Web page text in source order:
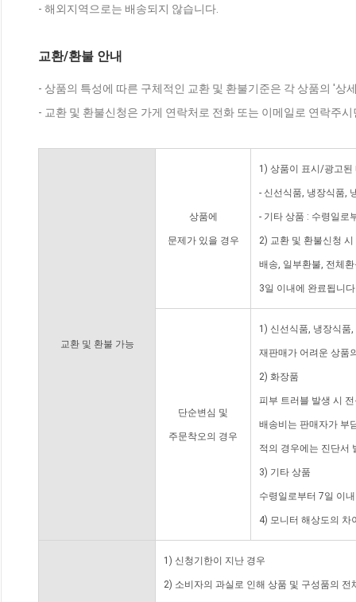
- 해외지역으로는 배송되지 않습니다.
교환/환불 안내
- 상품의 특성에 따른 구체적인 교환 및 환불기준은 각 상품의 '상
- 교환 및 환불신청은 가게 연락처로 전화 또는 이메일로 연락주
교환 및 환불 가능
상품에
문제가 있을 경우
1) 상품이 표시/광고된
- 신선식품, 냉장식품,
- 기타 상품 : 수령일로
2) 교환 및 환불신청
배송, 일부환불, 전체
3일 이내에 완료됩니
단순변심 및
주문착오의 경우
1) 신선식품, 냉장식품
재판매가 어려운 상품
2) 화장품
피부 트러블 발생 시
배송비는 판매자가 부
적의 경우에는 진단서
3) 기타 상품
수령일로부터 7일 이
4) 모니터 해상도의 차
1) 신청기한이 지난 경우
2) 소비자의 과실로 인해 상품 및 구성품의